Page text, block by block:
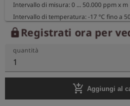
Intervallo di misura: 0 ... 50.000 ppm x m
Intervallo di temperatura: -17 °C fino a
Umidità: 5% fino al 90% di umidità
Classe di protezione: IP54
Autonomia: 8 ore (tempo di ricarica 6 ore)
Collegamenti: USB, auricolari, porta di
Contenuto della confezione: Auricolari,
robusta custodia per il trasporto,
lockRegistrati ora per
quantità
1
add_shopping_cart Aggiungi al